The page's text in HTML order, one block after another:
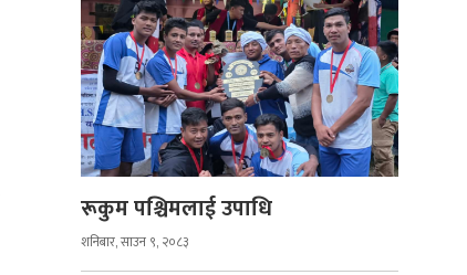
रूकुम पश्चिमलाई उपाधि
शनिबार, साउन ९, २०८३